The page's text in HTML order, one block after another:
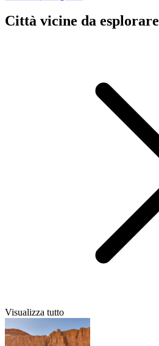
Città vicine da esplorare
Visualizza tutto